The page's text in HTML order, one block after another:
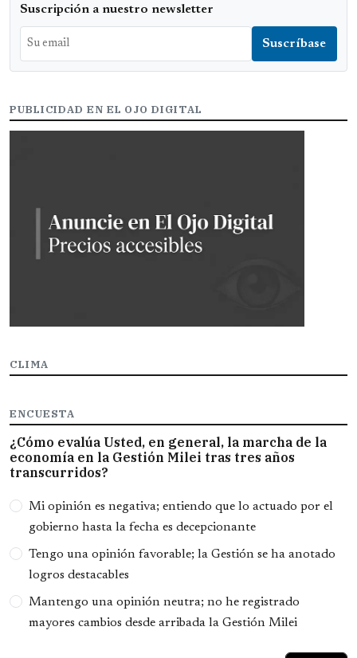
Suscripción a nuestro newsletter
PUBLICIDAD EN EL OJO DIGITAL
CLIMA
ENCUESTA
¿Cómo evalúa Usted, en general, la marcha de la
economía en la Gestión Milei tras tres años
transcurridos?
Opciones
Mi opinión es negativa; entiendo que lo actuado por el
gobierno hasta la fecha es decepcionante
Tengo una opinión favorable; la Gestión se ha anotado
logros destacables
Mantengo una opinión neutra; no he registrado
mayores cambios desde arribada la Gestión Milei